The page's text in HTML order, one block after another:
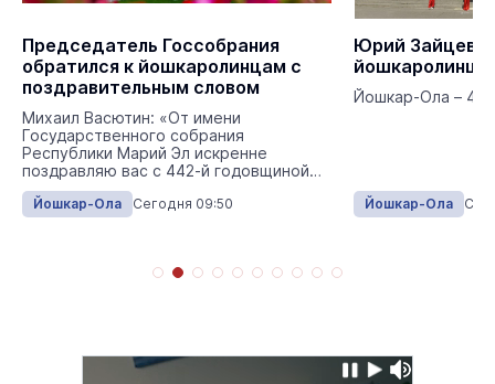
Председатель Госсобрания
обратился к йошкаролинцам с
поздравительным словом
Михаил Васютин: «От имени
Государственного собрания
Республики Марий Эл искренне
поздравляю вас с 442-й годовщиной
основания Йошкар-Олы!».
Йошкар-Ола Сегодня 09:50
Юрий Зайцев
Йошкар-Ола –
Йошкар-Ола